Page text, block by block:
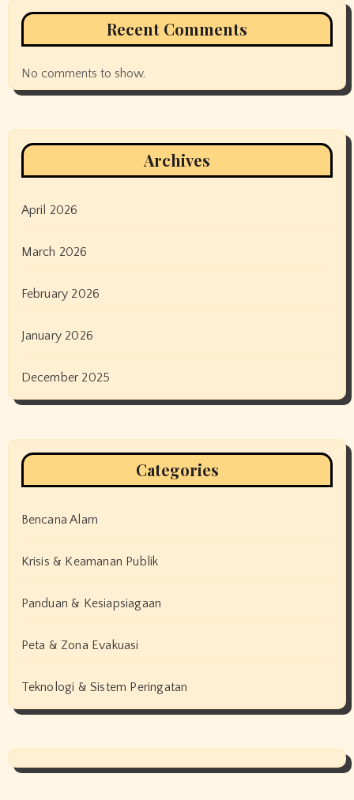
Recent Comments
No comments to show.
Archives
April 2026
March 2026
February 2026
January 2026
December 2025
Categories
Bencana Alam
Krisis & Keamanan Publik
Panduan & Kesiapsiagaan
Peta & Zona Evakuasi
Teknologi & Sistem Peringatan